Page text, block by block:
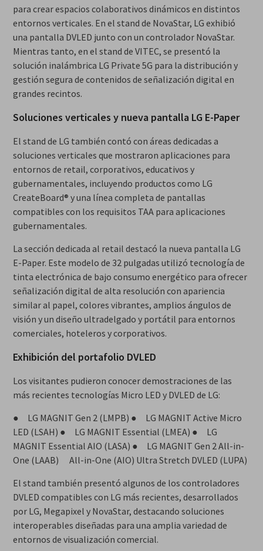
para crear espacios colaborativos dinámicos en distintos
entornos verticales. En el stand de NovaStar, LG exhibió
una pantalla DVLED junto con un controlador NovaStar.
Mientras tanto, en el stand de VITEC, se presentó la
solución inalámbrica LG Private 5G para la distribución y
gestión segura de contenidos de señalización digital en
grandes recintos.
Soluciones verticales y nueva pantalla LG E-Paper
El stand de LG también contó con áreas dedicadas a
soluciones verticales que mostraron aplicaciones para
entornos de retail, corporativos, educativos y
gubernamentales, incluyendo productos como LG
CreateBoard® y una línea completa de pantallas
compatibles con los requisitos TAA para aplicaciones
gubernamentales.
La sección dedicada al retail destacó la nueva pantalla LG
E-Paper. Este modelo de 32 pulgadas utilizó tecnología de
tinta electrónica de bajo consumo energético para ofrecer
señalización digital de alta resolución con apariencia
similar al papel, colores vibrantes, amplios ángulos de
visión y un diseño ultradelgado y portátil para entornos
comerciales, hoteleros y corporativos.
Exhibición del portafolio DVLED
Los visitantes pudieron conocer demostraciones de las
más recientes tecnologías Micro LED y DVLED de LG:
● LG MAGNIT Gen 2 (LMPB) ● LG MAGNIT Active Micro
LED (LSAH) ● LG MAGNIT Essential (LMEA) ● LG
MAGNIT Essential AIO (LASA) ● LG MAGNIT Gen 2 All-in-
One (LAAB) All-in-One (AIO) Ultra Stretch DVLED (LUPA)
El stand también presentó algunos de los controladores
DVLED compatibles con LG más recientes, desarrollados
por LG, Megapixel y NovaStar, destacando soluciones
interoperables diseñadas para una amplia variedad de
entornos de visualización comercial.